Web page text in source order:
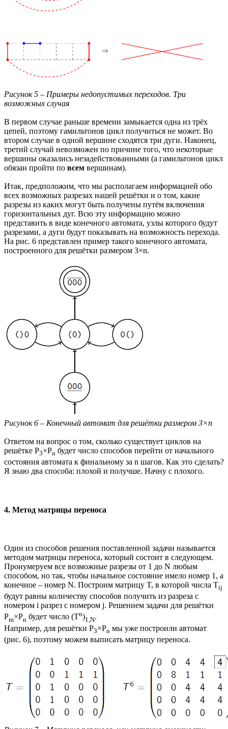
Рисунок 5 – Примеры недопустимых переходов. Три
возможных случая
В первом случае раньше времени замыкается одна из трёх
цепей, поэтому гамильтонов цикл получиться не может. Во
втором случае в одной вершине сходятся три дуги. Наконец,
третий случай невозможен по причине того, что некоторые
вершины оказались незадействованными (а гамильтонов цикл
обязан пройти по всем вершинам).
Итак, предположим, что мы располагаем информацией обо
всех возможных разрезах нашей решётки и о том, какие
разрезы из каких могут быть получены путём включения
горизонтальных дуг. Всю эту информацию можно
представить в виде конечного автомата, узлы которого будут
разрезами, а дуги будут показывать на возможность перехода.
На рис. 6 представлен пример такого конечного автомата,
построенного для решётки размером 3×n.
Рисунок 6 – Конечный автомат для решётки размером 3×n
Ответом на вопрос о том, сколько существует циклов на
решётке P3×Pn будет число способов перейти от начального
состояния автомата к финальному за n шагов. Как это сделать?
Я знаю два способа: плохой и получше. Начну с плохого.
4. Метод матрицы переноса
Один из способов решения поставленной задачи называется
методом матрицы переноса, который состоит в следующем.
Пронумеруем все возможные разрезы от 1 до N любым
способом, но так, чтобы начальное состояние имело номер 1, а
конечное – номер N. Построим матрицу T, в которой числа Tij
будут равны количеству способов получить из разреза с
номером i разрез с номером j. Решением задачи для решётки
Pm×Pn будет число (Tn)1,N.
Например, для решётки P3×Pn мы уже построили автомат
(рис. 6), поэтому можем выписать матрицу переноса.